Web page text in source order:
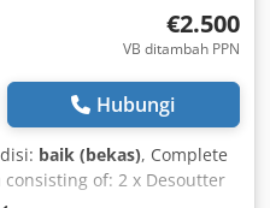
€2.500
VB ditambah PPN
Hubungi
baik (bekas), Complete
of: 2 x Desoutter